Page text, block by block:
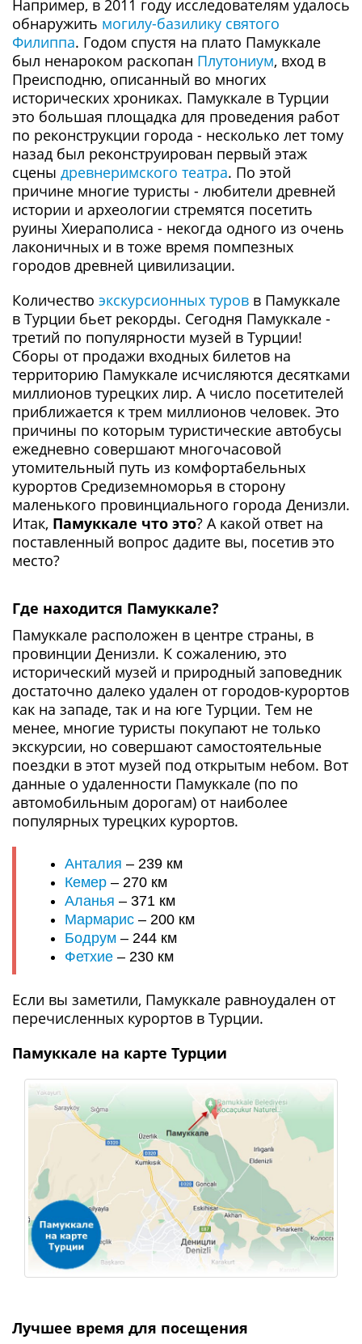
Например, в 2011 году исследователям удалось
обнаружить могилу-базилику святого
Филиппа. Годом спустя на плато Памуккале
был ненароком раскопан Плутониум, вход в
Преисподню, описанный во многих
исторических хрониках. Памуккале в Турции
это большая площадка для проведения работ
по реконструкции города - несколько лет тому
назад был реконструирован первый этаж
сцены древнеримского театра. По этой
причине многие туристы - любители древней
истории и археологии стремятся посетить
руины Хиераполиса - некогда одного из очень
лаконичных и в тоже время помпезных
городов древней цивилизации.
Количество экскурсионных туров в Памуккале
в Турции бьет рекорды. Сегодня Памуккале -
третий по популярности музей в Турции!
Сборы от продажи входных билетов на
территорию Памуккале исчисляются десятками
миллионов турецких лир. А число посетителей
приближается к трем миллионов человек. Это
причины по которым туристические автобусы
ежедневно совершают многочасовой
утомительный путь из комфортабельных
курортов Средиземноморья в сторону
маленького провинциального города Денизли.
Итак, Памуккале что это? А какой ответ на
поставленный вопрос дадите вы, посетив это
место?
Где находится Памуккале?
Памуккале расположен в центре страны, в
провинции Денизли. К сожалению, это
исторический музей и природный заповедник
достаточно далеко удален от городов-курортов
как на западе, так и на юге Турции. Тем не
менее, многие туристы покупают не только
экскурсии, но совершают самостоятельные
поездки в этот музей под открытым небом. Вот
данные о удаленности Памуккале (по по
автомобильным дорогам) от наиболее
популярных турецких курортов.
Анталия – 239 км
Кемер – 270 км
Аланья – 371 км
Мармарис – 200 км
Бодрум – 244 км
Фетхие – 230 км
Если вы заметили, Памуккале равноудален от
перечисленных курортов в Турции.
Памуккале на карте Турции
Лучшее время для посещения